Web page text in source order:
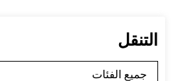
التنقل
جميع الفئات